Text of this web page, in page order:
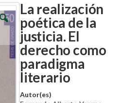
La realización
poética de la
justicia. El
derecho como
paradigma
literario
Autor(es)